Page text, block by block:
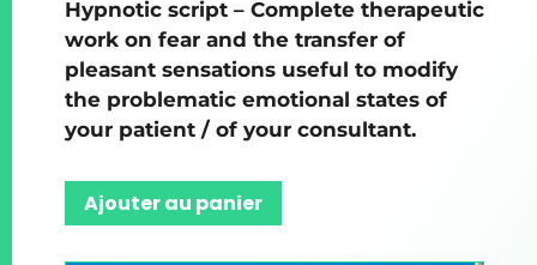
Hypnotic script – Complete therapeutic
work on fear and the transfer of
pleasant sensations useful to modify
the problematic emotional states of
your patient / of your consultant.
Ajouter au panier